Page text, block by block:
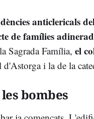
anticlericals
de famílies
Sagrada Família, el
i la de la
bombes